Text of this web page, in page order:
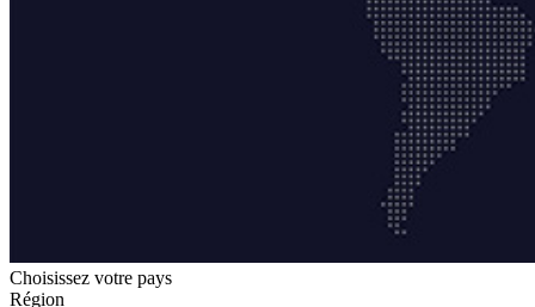
Choisissez votre pays
Région